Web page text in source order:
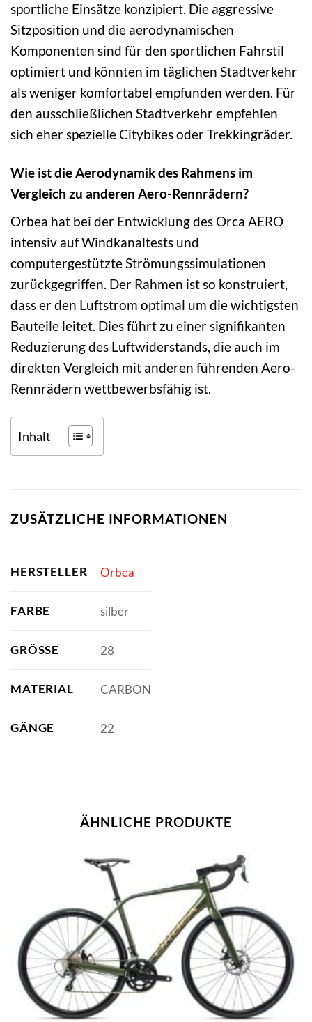
sportliche Einsätze konzipiert. Die aggressive
Sitzposition und die aerodynamischen
Komponenten sind für den sportlichen Fahrstil
optimiert und könnten im täglichen Stadtverkehr
als weniger komfortabel empfunden werden. Für
den ausschließlichen Stadtverkehr empfehlen
sich eher spezielle Citybikes oder Trekkingräder.
Wie ist die Aerodynamik des Rahmens im
Vergleich zu anderen Aero-Rennrädern?
Orbea hat bei der Entwicklung des Orca AERO
intensiv auf Windkanaltests und
computergestützte Strömungssimulationen
zurückgegriffen. Der Rahmen ist so konstruiert,
dass er den Luftstrom optimal um die wichtigsten
Bauteile leitet. Dies führt zu einer signifikanten
Reduzierung des Luftwiderstands, die auch im
direkten Vergleich mit anderen führenden Aero-
Rennrädern wettbewerbsfähig ist.
Inhalt
ZUSÄTZLICHE INFORMATIONEN
HERSTELLER Orbea
FARBE silber
GRÖSSE 28
MATERIAL CARBON
GÄNGE 22
ÄHNLICHE PRODUKTE